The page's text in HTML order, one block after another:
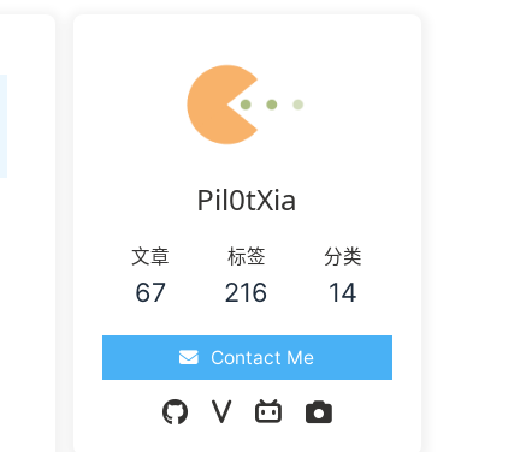
Pil0tXia
文章
67
标签
216
分类
14
Contact Me